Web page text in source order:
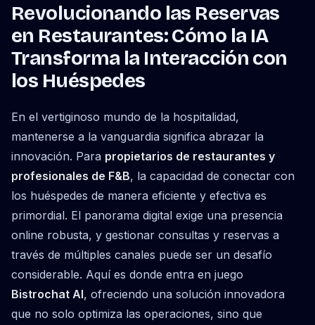
Revolucionando las Reservas
en Restaurantes: Cómo la IA
Transforma la Interacción con
los Huéspedes
En el vertiginoso mundo de la hospitalidad,
mantenerse a la vanguardia significa abrazar la
innovación. Para propietarios de restaurantes y
profesionales de F&B, la capacidad de conectar con
los huéspedes de manera eficiente y efectiva es
primordial. El panorama digital exige una presencia
online robusta, y gestionar consultas y reservas a
través de múltiples canales puede ser un desafío
considerable. Aquí es donde entra en juego
Bistrochat AI, ofreciendo una solución innovadora
que no solo optimiza las operaciones, sino que